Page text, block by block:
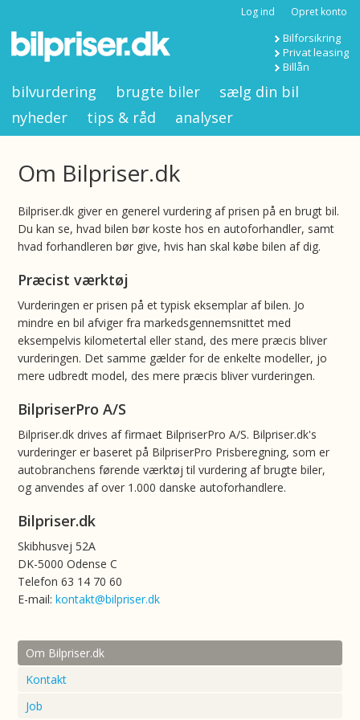
Log ind Opret konto
Bilforsikring
Privat leasing
Billån
bilvurdering brugte biler
sælg din bil
nyheder
tips & råd analyser
Om Bilpriser.dk
Bilpriser.dk giver en generel vurdering af prisen på en brugt bil.
Du kan se, hvad bilen bør koste hos en autoforhandler, samt
hvad forhandleren bør give, hvis han skal købe bilen af dig.
Præcist værktøj
Vurderingen er prisen på et typisk eksemplar af bilen. Jo
mindre en bil afviger fra markedsgennemsnittet med
eksempelvis kilometertal eller stand, des mere præcis bliver
vurderingen. Det samme gælder for de enkelte modeller, jo
mere udbredt model, des mere præcis bliver vurderingen.
BilpriserPro A/S
Bilpriser.dk drives af firmaet BilpriserPro A/S. Bilpriser.dk's
vurderinger er baseret på BilpriserPro Prisberegning, som er
autobranchens førende værktøj til vurdering af brugte biler,
og anvendes af over 1.000 danske autoforhandlere.
Bilpriser.dk
Skibhusvej 52A
DK-5000 Odense C
Telefon 63 14 70 60
E-mail:kontakt@bilpriser.dk
Om Bilpriser.dk
Kontakt
Job